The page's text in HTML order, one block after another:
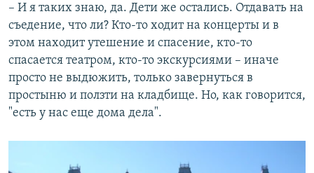
– И я таких знаю, да. Дети же остались. Отдавать на
съедение, что ли? Кто-то ходит на концерты и в
этом находит утешение и спасение, кто-то
спасается театром, кто-то экскурсиями – иначе
просто не выдюжить, только завернуться в
простыню и ползти на кладбище. Но, как говорится,
"есть у нас еще дома дела".